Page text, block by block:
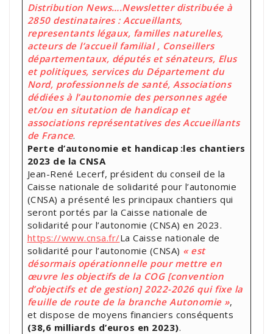
Distribution News….Newsletter distribuée à
2850 destinataires : Accueillants,
representants légaux, familles naturelles,
acteurs de l’accueil familial , Conseillers
départementaux, députés et sénateurs, Elus
et politiques, services du Département du
Nord, professionnels de santé, Associations
dédiées à l’autonomie des personnes agée
et/ou en situtation de handicap et
associations représentatives des Accueillants
de France.
Perte d’autonomie et handicap :les chantiers
2023 de la CNSA
Jean-René Lecerf, président du conseil de la
Caisse nationale de solidarité pour l’autonomie
(CNSA) a présenté les principaux chantiers qui
seront portés par la Caisse nationale de
solidarité pour l’autonomie (CNSA) en 2023.
https://www.cnsa.fr/La Caisse nationale de
solidarité pour l’autonomie (CNSA) « est
désormais opérationnelle pour mettre en
œuvre les objectifs de la COG [convention
d’objectifs et de gestion] 2022-2026 qui fixe la
feuille de route de la branche Autonomie »,
et dispose de moyens financiers conséquents
(38,6 milliards d’euros en 2023).